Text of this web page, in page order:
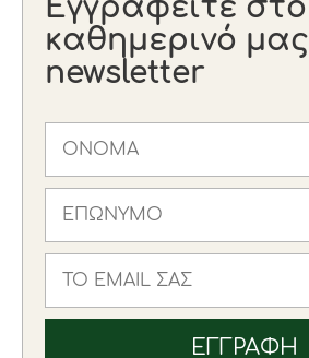
Εγγραφείτε στο
καθημερινό μας
newsletter